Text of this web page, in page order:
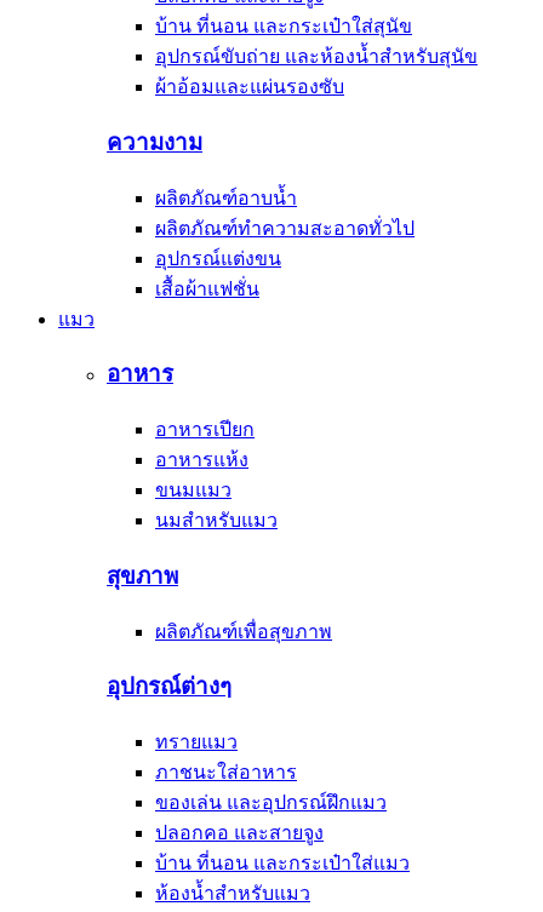
บ้าน ที่นอน และกระเป๋าใส่สุนัข
อุปกรณ์ขับถ่าย และห้องน้ำสำหรับสุนัข
ผ้าอ้อมและแผ่นรองซับ
ความงาม
ผลิตภัณฑ์อาบน้ำ
ผลิตภัณฑ์ทำความสะอาดทั่วไป
อุปกรณ์แต่งขน
เสื้อผ้าแฟชั่น
แมว
อาหาร
อาหารเปียก
อาหารแห้ง
ขนมแมว
นมสำหรับแมว
สุขภาพ
ผลิตภัณฑ์เพื่อสุขภาพ
อุปกรณ์ต่างๆ
ทรายแมว
ภาชนะใส่อาหาร
ของเล่น และอุปกรณ์ฝึกแมว
ปลอกคอ และสายจูง
บ้าน ที่นอน และกระเป๋าใส่แมว
ห้องน้ำสำหรับแมว